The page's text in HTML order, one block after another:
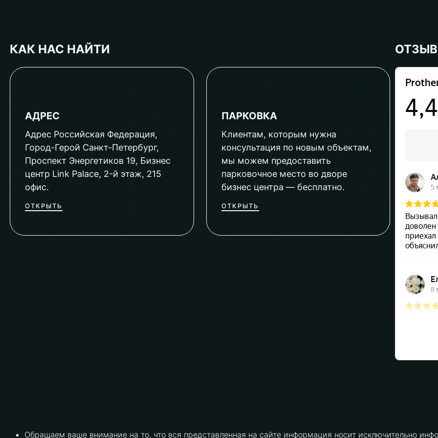
КАК НАС НАЙТИ
АДРЕС
Адрес Российская Федерация,
Город-Герой Санкт-Петербург,
Проспект Энергетиков 19, Бизнес
центр Link Palace, 2-й этаж, 215
офис.
ОТКРЫТЬ
ПАРКОВКА
Клиентам, которым нужна
консультация по новым объектам,
мы можем предоставить
парковочное место во дворе
бизнес центра — бесплатно.
ОТКРЫТЬ
Обращаем ваше внимание на то, что вся представленная на сайте информация носит исключительно